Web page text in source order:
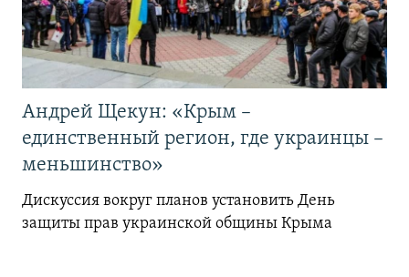
Андрей Щекун: «Крым –
единственный регион, где украинцы –
меньшинство»
Дискуссия вокруг планов установить День
защиты прав украинской общины Крыма